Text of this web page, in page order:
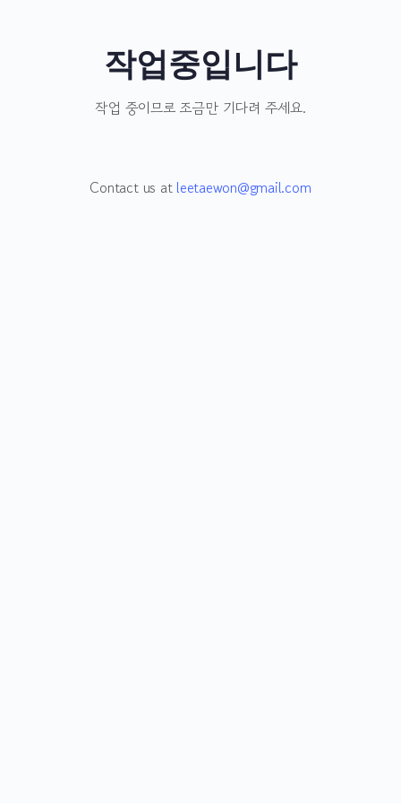
작업중입니다
작업 중이므로 조금만 기다려 주세요.
Contact us at leetaewon@gmail.com